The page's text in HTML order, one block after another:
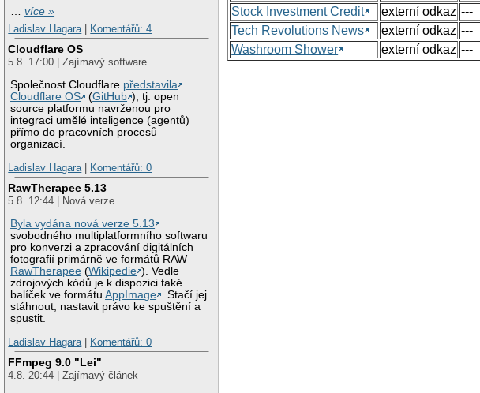
…více »
Ladislav Hagara
Komentářů: 4
Cloudflare OS
5.8. 17:00 | Zajímavý software
Společnost Cloudflare představila
Cloudflare OS
(GitHub ), tj. open
source platformu navrženou pro
integraci umělé inteligence (agentů)
přímo do pracovních procesů
organizací.
Ladislav Hagara
Komentářů: 0
RawTherapee 5.13
5.8. 12:44 | Nová verze
Byla vydána nová verze 5.13
svobodného multiplatformního softwaru
pro konverzi a zpracování digitálních
fotografií primárně ve formátů RAW
RawTherapee (Wikipedie ). Vedle
zdrojových kódů je k dispozici také
balíček ve formátuAppImage . Stačí jej
stáhnout, nastavit právo ke spuštění a
spustit.
Ladislav Hagara
Komentářů: 0
FFmpeg 9.0 "Lei"
4.8. 20:44 | Zajímavý článek
Stock Investment Credit
externí odkaz ---
Tech Revolutions News
externí odkaz ---
Washroom Shower
externí odkaz ---